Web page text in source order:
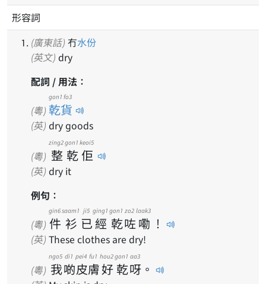
形容詞
(廣東話) 冇水份
(英文) dry
配詞 / 用法：
(粵) 乾貨
gon1 fo3
(英) dry goods
(粵) 整
zing2
乾
gon1
佢
keoi5
(英) dry it
例句：
(粵) 件
gin6
衫
saam1
已
ji5
經
ging1
乾
gon1
咗
zo2
嘞
laak3
！
(英) These clothes are dry!
(粵) 我
ngo5
啲
di1
皮
pei4
膚
fu1
好
hou2
乾
gon1
呀
aa3
。